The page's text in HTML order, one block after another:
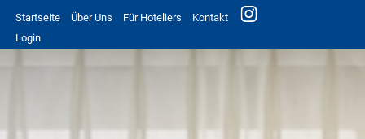
Startseite Über Uns Für Hoteliers
Kontakt
Login